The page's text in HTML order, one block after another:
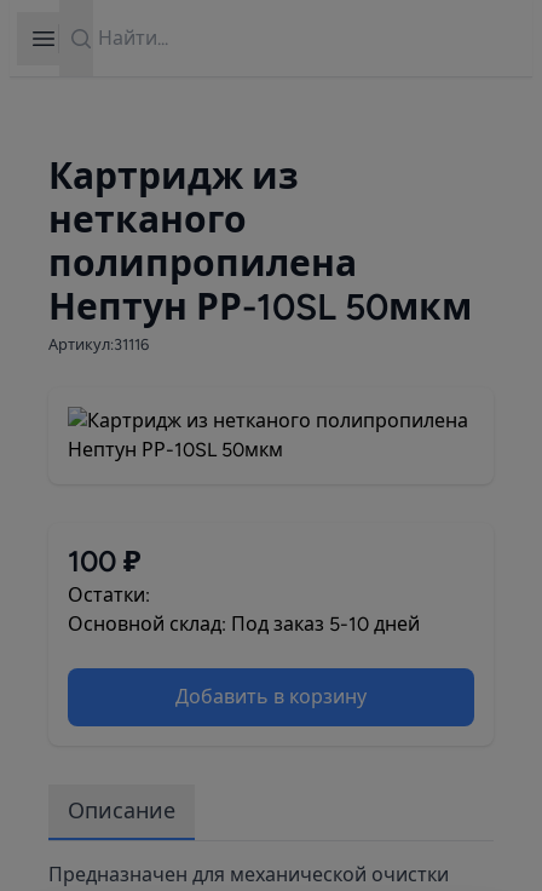
Open sidebar
Картридж из
нетканого
полипропилена
Нептун РР-10SL 50мкм
Артикул:31116
100 ₽
Остатки:
Основной склад: Под заказ 5-10 дней
Добавить в корзину
Описание
Предназначен для механической очистки